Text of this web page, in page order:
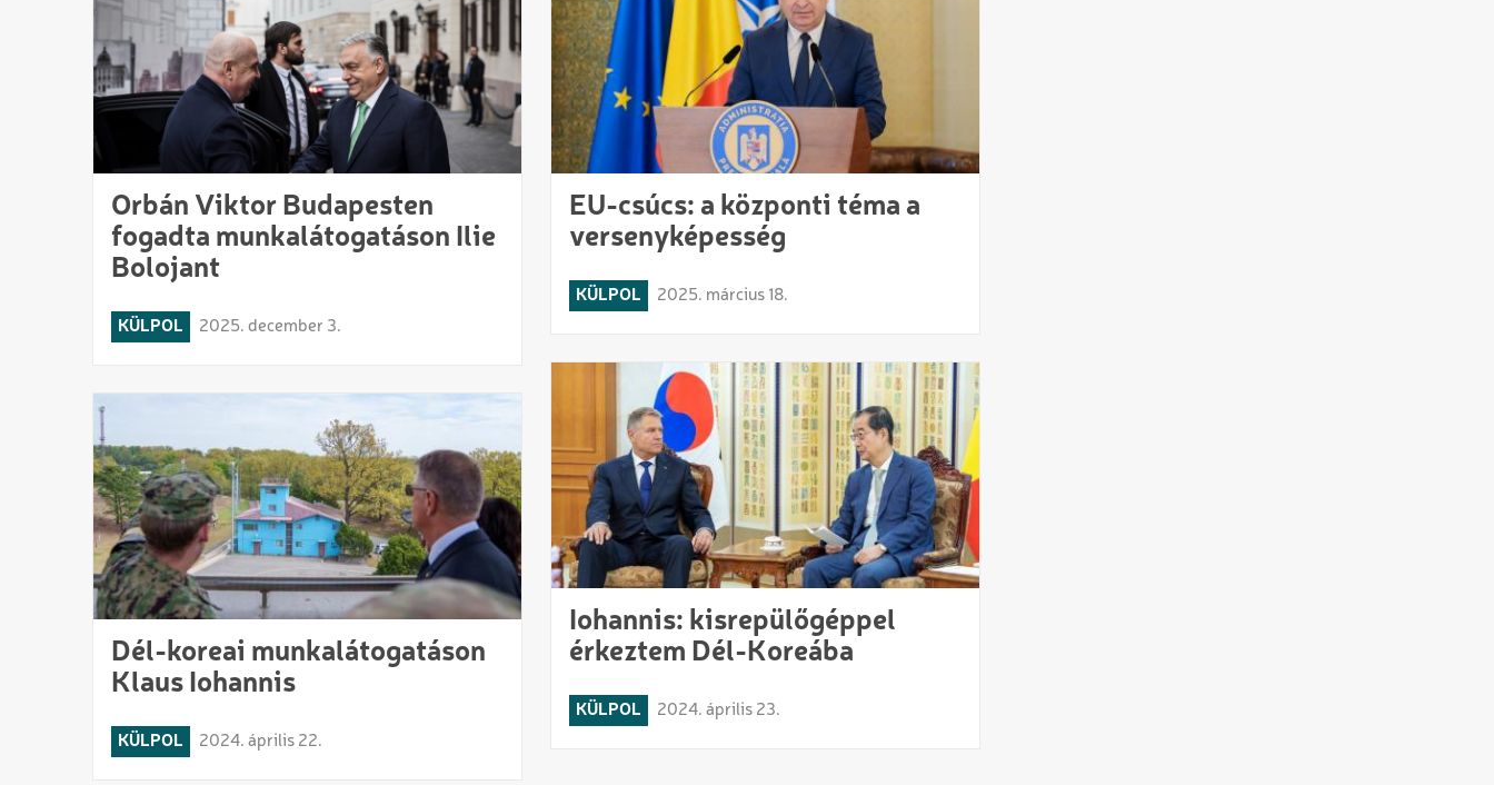
Orbán Viktor Budapesten
fogadta munkalátogatáson Ilie
Bolojant
KÜLPOL 2025. december 3.
EU-csúcs: a központi téma a
versenyképesség
KÜLPOL 2025. március 18.
Iohannis: kisrepülőgéppel
érkeztem Dél-Koreába
KÜLPOL 2024. április 23.
Dél-koreai munkalátogatáson
Klaus Iohannis
KÜLPOL 2024. április 22.